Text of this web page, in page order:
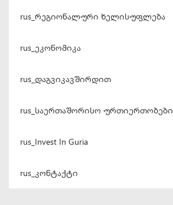
rus_რეგიონალური ხელისუფლება
rus_ეკონომიკა
rus_დაგვიკავშირდით
rus_საერთაშორისო ურთიერთობები
rus_Invest In Guria
rus_კონტაქტი